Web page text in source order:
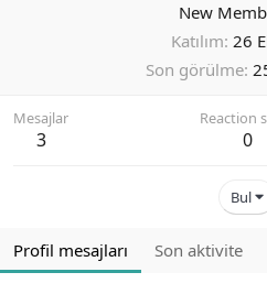
New
Katılım 26
Son görülme
Mesajlar
3
Reaction
0
Bul
Profil mesajları Son aktivite